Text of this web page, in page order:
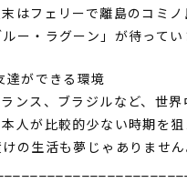
はフェリーで離島のコミ
ー・ラグーン」が待ってい
ができる環境
ンス、ブラジルなど、世
人が比較的少ない時期を狙
の生活も夢じゃありません